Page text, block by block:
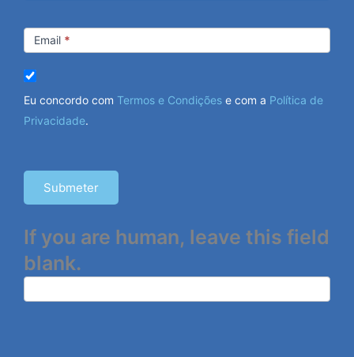
Email *
Eu concordo com Termos e Condições e com a Política de
Privacidade.
Submeter
If you are human, leave this field
blank.